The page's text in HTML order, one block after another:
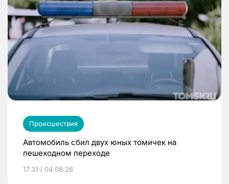
Происшествия
Автомобиль сбил двух юных томичек на
пешеходном переходе
17:31 / 04.08.26